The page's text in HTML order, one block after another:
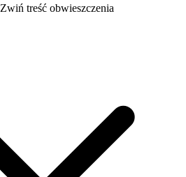
Zwiń treść obwieszczenia